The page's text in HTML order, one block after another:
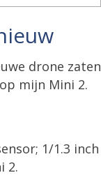
drone zaten
mijn Mini 2.
1/1.3 inch
2.